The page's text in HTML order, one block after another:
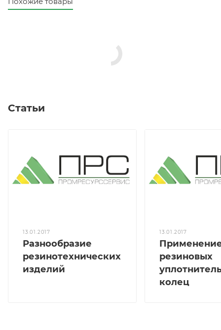
Статьи
13.01.2017
Разнообразие
резинотехнических
изделий
13.01.2017
резиновых
колец